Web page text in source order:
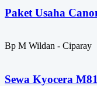
Paket Usaha
Bp M Wildan - Ciparay
Sewa Kyocera